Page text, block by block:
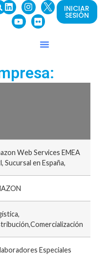
INICIAR
SESIÓN
Web Services EMEA
Sucursal en España,
Especiales